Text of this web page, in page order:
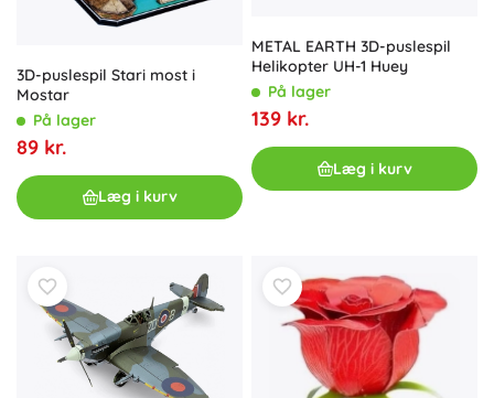
3D-puslespil Stari most i
Mostar
På lager
89 kr.
Læg i kurv
METAL EARTH 3D-puslespil
Helikopter UH-1 Huey
På lager
139 kr.
Læg i kurv